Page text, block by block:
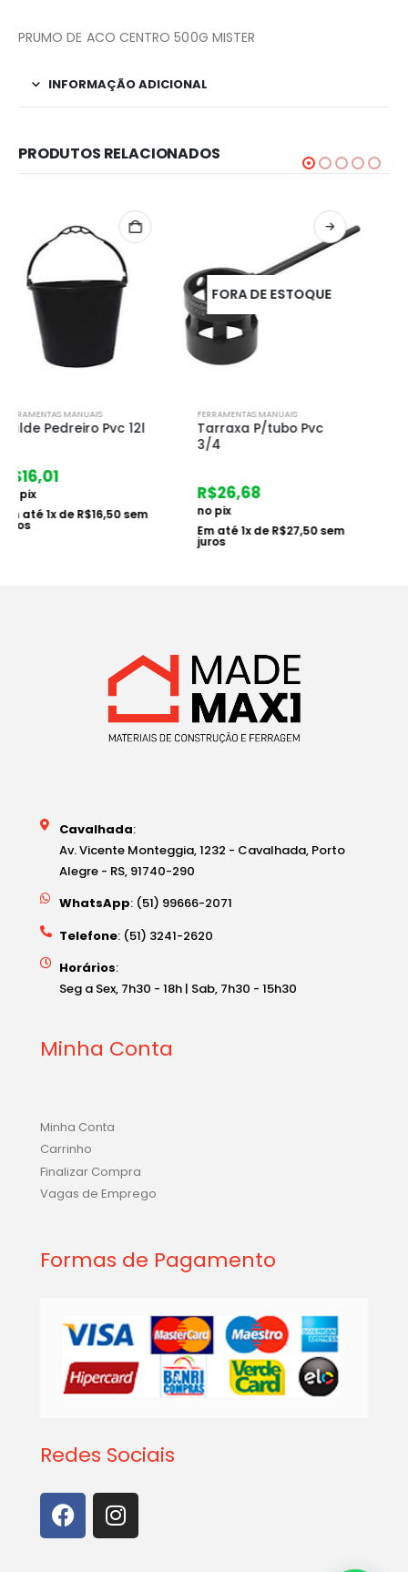
PRUMO DE ACO CENTRO 500G MISTER
INFORMAÇÃO ADICIONAL
PRODUTOS RELACIONADOS
FORA DE ESTOQUE
FERRAMENTAS MANUAIS
Tarraxa P/tubo Pvc
R$
no pix
FERRAMENTAS MANUAIS
Machadinho
R$33,08
no pix
Em até1x deR$34,10
Cavalhada:
Av. Vicente Monteggia, 1232 - Cavalhada, Porto
Alegre - RS, 91740-290
WhatsApp: (51) 99666-2071
Telefone: (51) 3241-2620
Horários:
Seg a Sex, 7h30 - 18h | Sab, 7h30 - 15h30
Minha Conta
Minha Conta
Carrinho
Finalizar Compra
Vagas de Emprego
Formas de Pagamento
Redes Sociais